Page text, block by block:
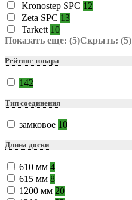
Kronostep SPC 12
Zeta SPC 13
Tarkett 10
Показать еще: (5)Скрыть: (5)
Рейтинг товара
142
Тип соединения
замковое 10
Длина доски
610 мм 4
615 мм 8
1200 мм 20